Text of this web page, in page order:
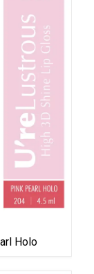
Holo